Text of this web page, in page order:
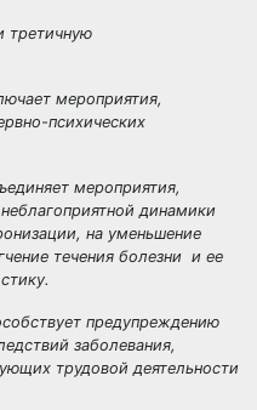
третичную
мероприятия,
психических
мероприятия,
динамики
на уменьшение
течения болезни и ее
предупреждению
заболевания,
трудовой деятельности